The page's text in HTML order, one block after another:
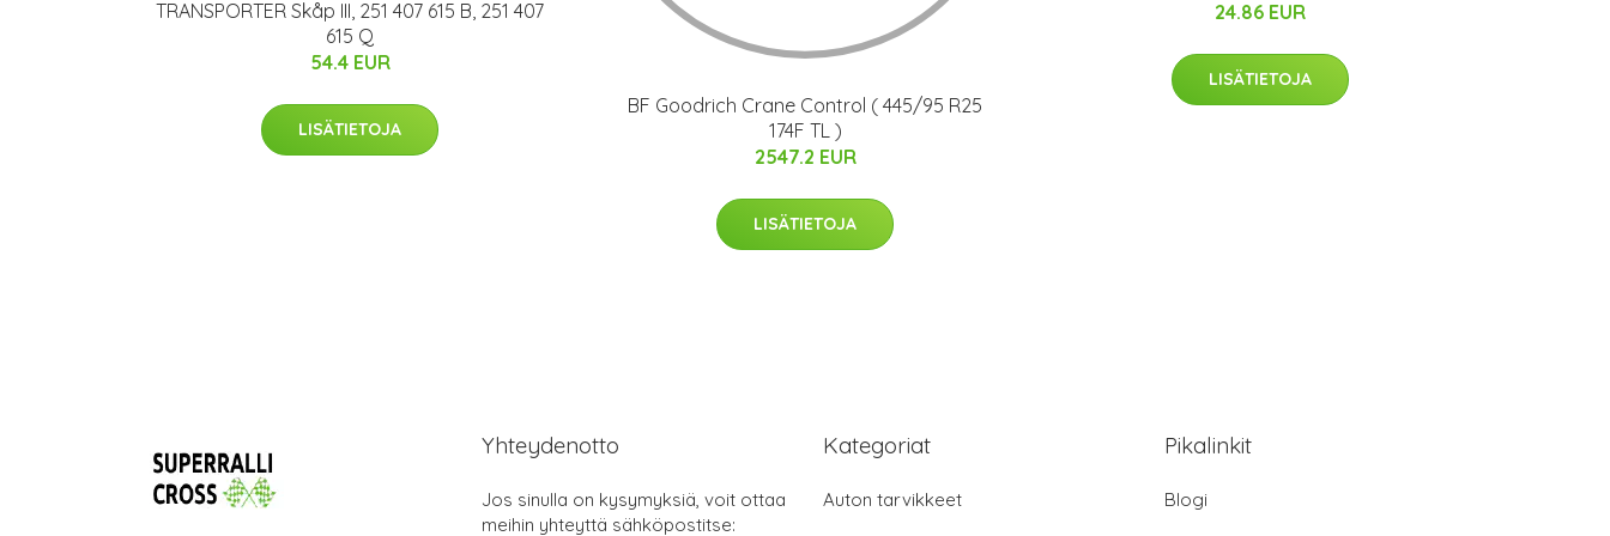
TRANSPORTER Skåp III, 251 407 615 B, 251 407
615 Q
54.4 EUR
LISÄTIETOJA
BF Goodrich Crane Control ( 445/95 R25
174F TL )
2547.2 EUR
LISÄTIETOJA
24.86 EUR
LISÄTIETOJA
Yhteydenotto
Jos sinulla on kysymyksiä, voit ottaa
meihin yhteyttä sähköpostitse:
Kategoriat
Auton tarvikkeet
Pikalinkit
Blogi